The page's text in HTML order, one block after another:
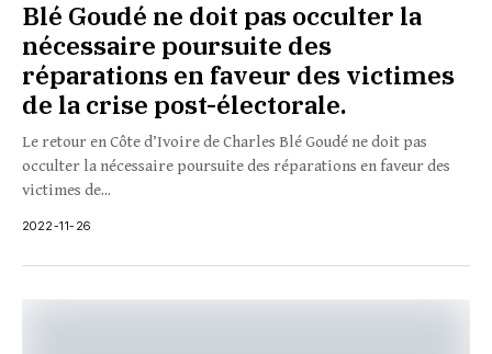
Blé Goudé ne doit pas occulter la
nécessaire poursuite des
réparations en faveur des victimes
de la crise post-électorale.
Le retour en Côte d’Ivoire de Charles Blé Goudé ne doit pas
occulter la nécessaire poursuite des réparations en faveur des
victimes de...
2022-11-26